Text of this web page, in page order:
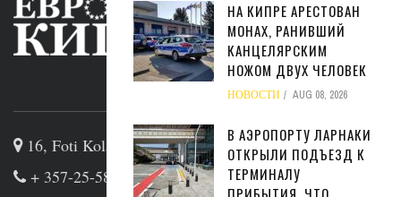
НА КИПРЕ АРЕСТОВАН
МОНАХ, РАНИВШИЙ
КАНЦЕЛЯРСКИМ
НОЖОМ ДВУХ ЧЕЛОВЕК
НОВОСТИ AUG 08, 2026
В АЭРОПОРТУ ЛАРНАКИ
ОТКРЫЛИ ПОДЪЕЗД К
ТЕРМИНАЛУ
ABOUT US
16, Foti Kolakidi str, 3031, Limassol, Cyprus
+ 357-25-581133